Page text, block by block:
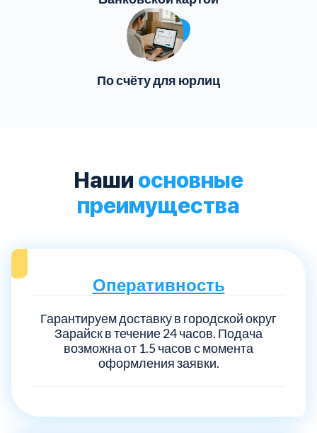
По счёту для юрлиц
Наши основные
преимущества
Оперативность
Гарантируем доставку в городской округ
Зарайск в течение 24 часов. Подача
возможна от 1.5 часов с момента
оформления заявки.